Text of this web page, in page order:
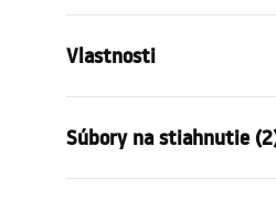
Vlastnosti
Farba
Typ kabíny
Súbory na stiahnutie